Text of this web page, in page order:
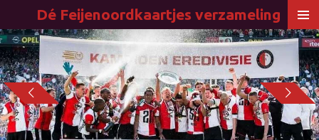
direct
naar
de
hoofdinhoud
Dé Feijenoordkaartjes verzameling